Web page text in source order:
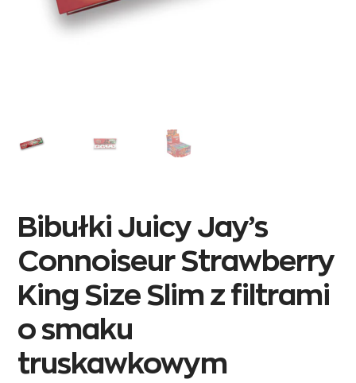
Bibułki Juicy Jay’s
Connoiseur Strawberry
King Size Slim z filtrami
o smaku
truskawkowym